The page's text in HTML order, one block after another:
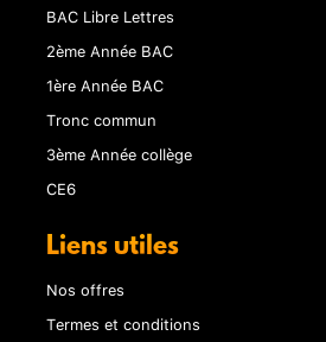
BAC Libre Lettres
2ème Année BAC
1ère Année BAC
Tronc commun
3ème Année collège
CE6
Liens utiles
Nos offres
Termes et conditions